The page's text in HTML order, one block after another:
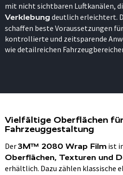
mit nicht sichtbaren Luftkanälen,
Verklebung deutlich erleichtert.
schaffen beste Voraussetzungen
kontrollierte und zeitsparende
wie detailreichen
Vielfältige Oberflächen
Fahrzeuggestaltung
Der3M™ 2080 Wrap Film ist
Oberflächen, Texturen und
erhältlich. Dazu zählen klassische